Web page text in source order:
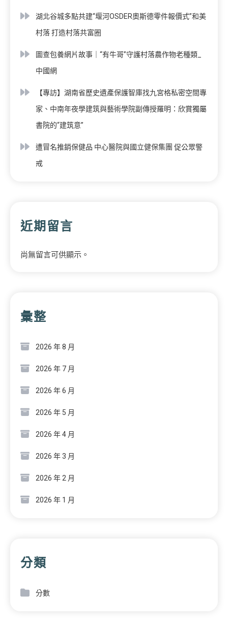
湖北谷城多點共建“堰河OSDER奧斯德零件報價式”和美
村落 打造村落共富圈
圖查包養網片故事｜“有牛哥”守護村落農作物老種類_
中國網
【專訪】湖南省歷史遺產保護智庫找九宮格私密空間專
家、中南年夜學建筑與藝術學院副傳授羅明：欣賞獨屬
書院的“建筑意”
遭冒名推銷保健品 中心醫院與國立健保集團 促公眾警
戒
近期留言
尚無留言可供顯示。
彙整
2026 年 8 月
2026 年 7 月
2026 年 6 月
2026 年 5 月
2026 年 4 月
2026 年 3 月
2026 年 2 月
2026 年 1 月
分類
分數